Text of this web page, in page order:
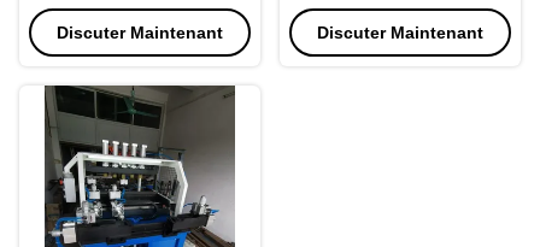
industriel de radiateur semi
automatique
Discuter Maintenant
la machine pour le radiateur
de camion
Discuter Maintenant